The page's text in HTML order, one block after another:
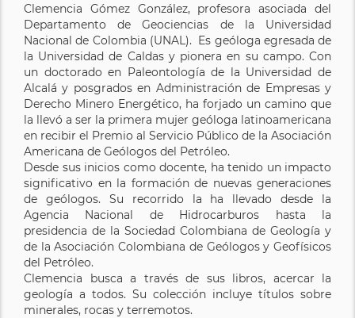
Clemencia Gómez González, profesora asociada del
Departamento de Geociencias de la Universidad
Nacional de Colombia (UNAL). Es geóloga egresada de
la Universidad de Caldas y pionera en su campo. Con
un doctorado en Paleontología de la Universidad de
Alcalá y posgrados en Administración de Empresas y
Derecho Minero Energético, ha forjado un camino que
la llevó a ser la primera mujer geóloga latinoamericana
en recibir el Premio al Servicio Público de la Asociación
Americana de Geólogos del Petróleo.
Desde sus inicios como docente, ha tenido un impacto
significativo en la formación de nuevas generaciones
de geólogos. Su recorrido la ha llevado desde la
Agencia Nacional de Hidrocarburos hasta la
presidencia de la Sociedad Colombiana de Geología y
de la Asociación Colombiana de Geólogos y Geofísicos
del Petróleo.
Clemencia busca a través de sus libros, acercar la
geología a todos. Su colección incluye títulos sobre
minerales, rocas y terremotos.